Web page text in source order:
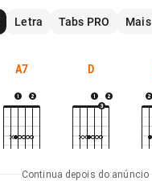
Letra Tabs PRO Mais
A7 D
Continua depois do anúncio